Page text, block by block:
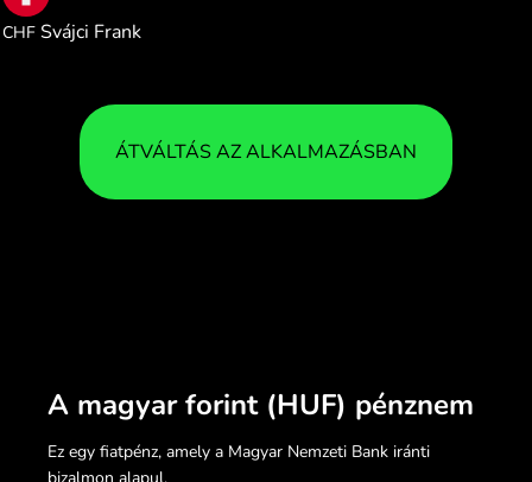
CHF Svájci Frank
ÁTVÁLTÁS AZ ALKALMAZÁSBAN
A magyar forint (HUF) pénznem
Ez egy fiatpénz, amely a Magyar Nemzeti Bank iránti
bizalmon alapul.